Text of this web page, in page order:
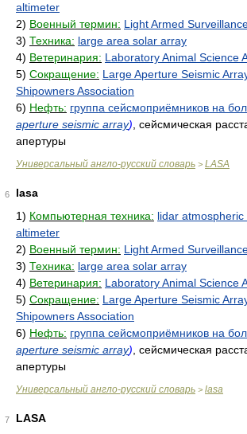
altimeter
2) Военный термин: Light Armed
3) Техника: large area solar array
4) Ветеринария: Laboratory Animal Science
5) Сокращение: Large Aperture Seismic
Shipowners Association
6) Нефть: группа сейсмоприёмников на
aperture seismic array) , сейсмическая
апертуры
Универсальный англо-русский словарь > LASA
6
lasa
1) Компьютерная техника: lidar
altimeter
2) Военный термин: Light Armed
3) Техника: large area solar array
4) Ветеринария: Laboratory Animal Science
5) Сокращение: Large Aperture Seismic
Shipowners Association
6) Нефть: группа сейсмоприёмников на
aperture seismic array) , сейсмическая
апертуры
Универсальный англо-русский словарь > lasa
7
LASA